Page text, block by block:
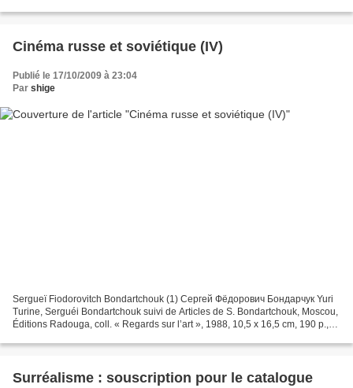
Cinéma russe et soviétique (IV)
Publié le 17/10/2009 à 23:04
Par shige
Sergueï Fiodorovitch Bondartchouk (1) Сергей Фёдорович Бондарчук Yuri
Turine, Serguéi Bondartchouk suivi de Articles de S. Bondartchouk, Moscou,
Éditions Radouga, coll. « Regards sur l’art », 1988, 10,5 x 16,5 cm, 190 p.,
Surréalisme : souscription pour le catalogue